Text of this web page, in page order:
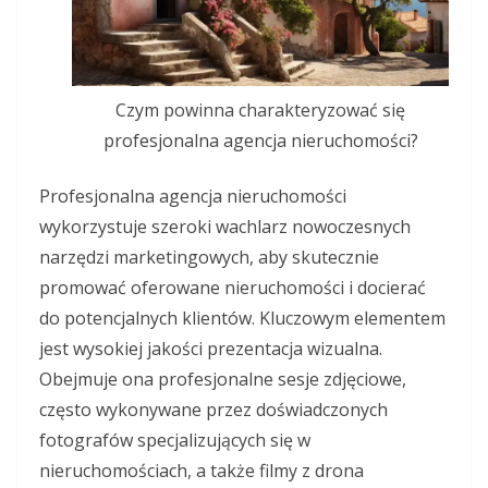
Czym powinna charakteryzować się
profesjonalna agencja nieruchomości?
Profesjonalna agencja nieruchomości
wykorzystuje szeroki wachlarz nowoczesnych
narzędzi marketingowych, aby skutecznie
promować oferowane nieruchomości i docierać
do potencjalnych klientów. Kluczowym elementem
jest wysokiej jakości prezentacja wizualna.
Obejmuje ona profesjonalne sesje zdjęciowe,
często wykonywane przez doświadczonych
fotografów specjalizujących się w
nieruchomościach, a także filmy z drona